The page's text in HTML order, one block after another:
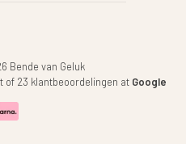
Bende van Geluk
of 23 klantbeoordelingen at Google